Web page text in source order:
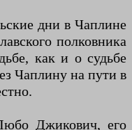
дни в Чаплине
полковника
как и о судьбе
Чаплину на пути в
Джикович, его